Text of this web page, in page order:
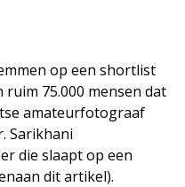
op een shortlist
ruim 75.000 mensen dat
amateurfotograaf
Sarikhani
die slaapt op een
dit artikel).